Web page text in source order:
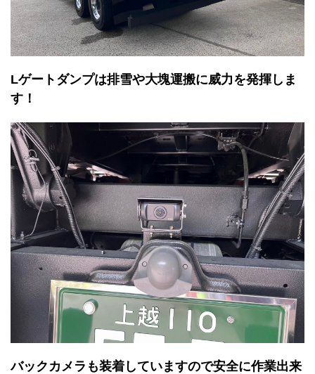
Lゲートダンプは排雪や大塊運搬に威力を発揮しま
す！
バックカメラも装着していますので安全に作業出来